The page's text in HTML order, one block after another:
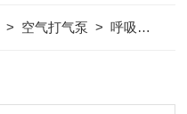
> 空气打气泵 >呼吸空气充填泵